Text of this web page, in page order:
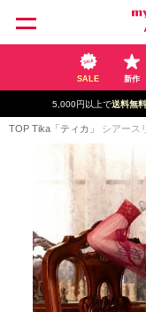
SALE 新作
5,000円以上で送料無料
TOP Tika「ティカ」 シアース